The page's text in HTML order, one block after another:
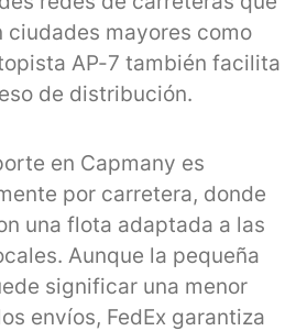
ciudades mayores como
AP-7 también facilita
de distribución.
en Capmany es
por carretera, donde
una flota adaptada a las
Aunque la pequeña
significar una menor
envíos, FedEx garantiza